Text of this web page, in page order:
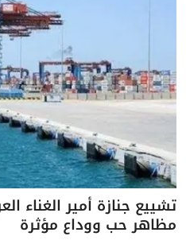
تشييع جنازة أمير
مظاهر حب ووداع مؤثرة